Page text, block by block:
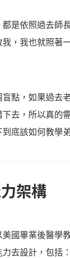
是依照過去師
，我也就照著
點，如果過去
去，所以真的
底該如何教學
架構
國畢業後醫學
去設計，包括：